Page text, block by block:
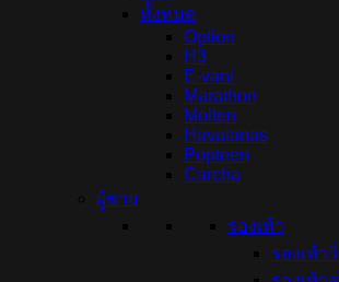
ทั้งหมด
Option
H3
E-vani
Marathon
Molten
Havaianas
Popteen
Carcha
ผู้ชาย
รองเท้า
รองเท้า